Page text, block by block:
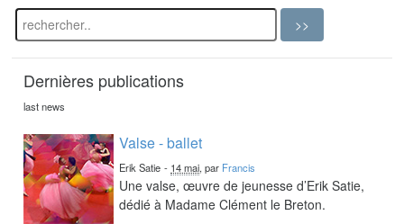
Dernières publications
last news
Valse - ballet
Erik Satie - 14 mai, par Francis
Une valse, œuvre de jeunesse d’Erik Satie,
dédié à Madame Clément le Breton.